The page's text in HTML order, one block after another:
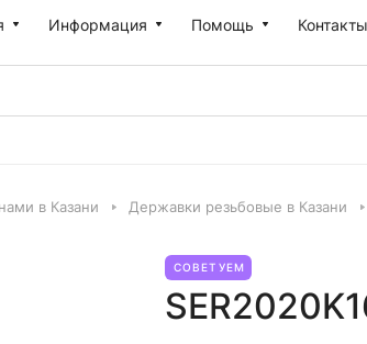
Информация Помощь Контакты
в Казани Державки резьбовые в Казани
СОВЕТУЕМ